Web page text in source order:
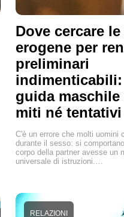
Dove cercare
erogene per
preliminari
guida maschile
miti né tentativi
C'è un errore che molti uomini
durante il sesso: si
corpo della partner avesse un
universale di istruzioni.…
RELAZIONI